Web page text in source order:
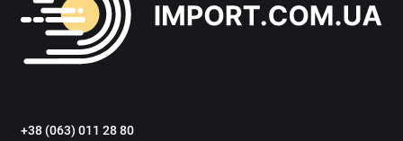
+38 (063) 011 28 80